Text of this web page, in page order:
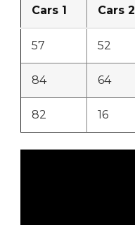
Cars 1 Cars 2
57 52
84 64
82 16